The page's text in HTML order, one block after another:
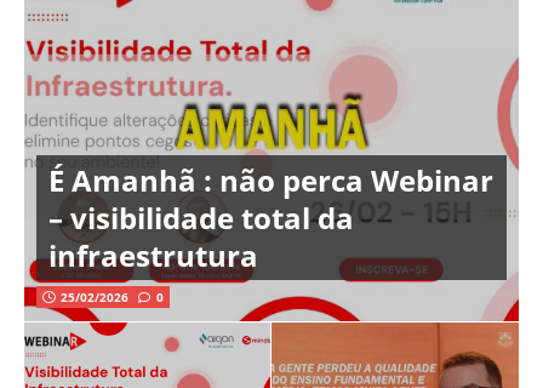
É Amanhã : não perca Webinar
– visibilidade total da
infraestrutura
25/02/2026 0